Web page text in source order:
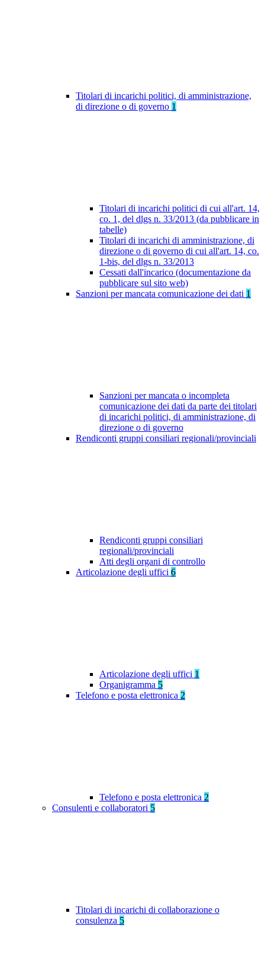
Titolari di incarichi politici, di amministrazione,
di direzione o di governo 1
Titolari di incarichi politici di cui all'art. 14,
co. 1, del dlgs n. 33/2013 (da pubblicare in
tabelle)
Titolari di incarichi di amministrazione, di
direzione o di governo di cui all'art. 14, co.
1-bis, del dlgs n. 33/2013
Cessati dall'incarico (documentazione da
pubblicare sul sito web)
Sanzioni per mancata comunicazione dei dati 1
Sanzioni per mancata o incompleta
comunicazione dei dati da parte dei titolari
di incarichi politici, di amministrazione, di
direzione o di governo
Rendiconti gruppi consiliari regionali/provinciali
Rendiconti gruppi consiliari
regionali/provinciali
Atti degli organi di controllo
Articolazione degli uffici 6
Articolazione degli uffici 1
Organigramma 5
Telefono e posta elettronica 2
Telefono e posta elettronica 2
Consulenti e collaboratori 5
Titolari di incarichi di collaborazione o
consulenza 5